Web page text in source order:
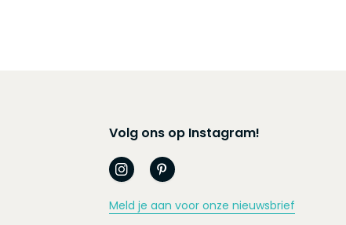
Volg ons op Instagram!
Meld je aan voor onze nieuwsbrief